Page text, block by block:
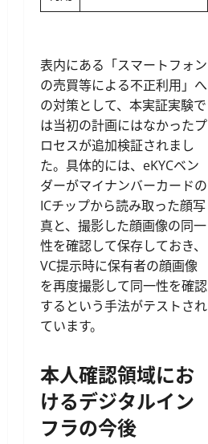
表内にある「スマートフォン
の売買等による不正利用」へ
の対策として、本実証実験で
は当初の計画にはなかったプ
ロセスが追加検証されまし
た。具体的には、eKYCベン
ダーがマイナンバーカードの
ICチップから読み取った顔写
真と、撮影した顔画像の同一
性を確認して保存しておき、
VC提示時に保有者の顔画像
を再度撮影して同一性を確認
するという手法がテストされ
ています。
本人確認領域にお
けるデジタルイン
フラの今後